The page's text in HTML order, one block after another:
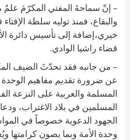
– إنّ سماحةَ المفتي المكرّمَ علمٌ
والبقاع، فمنذ توليه سلطة
خيري،إضافة إلى تأسيس دائرة
قضاء راشيا الوادي.
– من جانبه فقد تحدّثَ الضيف
عن ضرورة تقديم مفاهيم الوحدة
المسلمة والعربية على النزعة
المسلمين في بلاد الاغتراب،
الجهود الدعوية خصوصاً في
وحدة الأمة وبما يصون كرامتها